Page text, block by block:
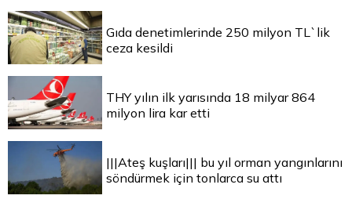
Gıda denetimlerinde 250 milyon TL`lik
ceza kesildi
THY yılın ilk yarısında 18 milyar 864
milyon lira kar etti
|||Ateş kuşları||| bu yıl orman yangınlarını
söndürmek için tonlarca su attı